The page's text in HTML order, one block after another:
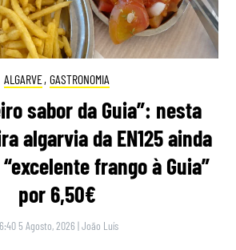
ALGARVE, GASTRONOMIA
sabor da Guia”: nesta
algarvia da EN125 ainda
frango à Guia”
por 6,50€
5 Agosto, 2026 |João Luís